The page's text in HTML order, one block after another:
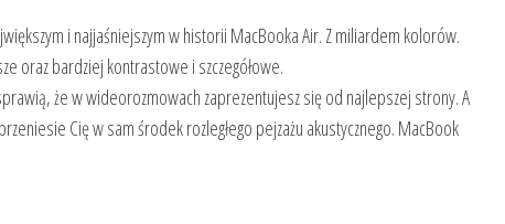
i najjaśniejszym w historii MacBooka Air. Z miliardem kolorów.
oraz bardziej kontrastowe i szczegółowe.
że w wideorozmowach zaprezentujesz się od najlepszej strony. A
Cię w sam środek rozległego pejzażu akustycznego. MacBook